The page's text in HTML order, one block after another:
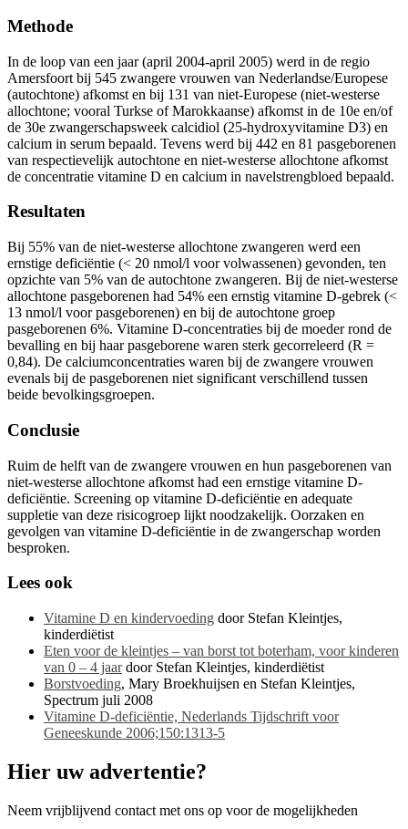
Methode
In de loop van een jaar (april 2004-april 2005) werd in de regio
Amersfoort bij 545 zwangere vrouwen van Nederlandse/Europese
(autochtone) afkomst en bij 131 van niet-Europese (niet-westerse
allochtone; vooral Turkse of Marokkaanse) afkomst in de 10e en/of
de 30e zwangerschapsweek calcidiol (25-hydroxyvitamine D3) en
calcium in serum bepaald. Tevens werd bij 442 en 81 pasgeborenen
van respectievelijk autochtone en niet-westerse allochtone afkomst
de concentratie vitamine D en calcium in navelstrengbloed bepaald.
Resultaten
Bij 55% van de niet-westerse allochtone zwangeren werd een
ernstige deficiëntie (< 20 nmol/l voor volwassenen) gevonden, ten
opzichte van 5% van de autochtone zwangeren. Bij de niet-westerse
allochtone pasgeborenen had 54% een ernstig vitamine D-gebrek (<
13 nmol/l voor pasgeborenen) en bij de autochtone groep
pasgeborenen 6%. Vitamine D-concentraties bij de moeder rond de
bevalling en bij haar pasgeborene waren sterk gecorreleerd (R =
0,84). De calciumconcentraties waren bij de zwangere vrouwen
evenals bij de pasgeborenen niet significant verschillend tussen
beide bevolkingsgroepen.
Conclusie
Ruim de helft van de zwangere vrouwen en hun pasgeborenen van
niet-westerse allochtone afkomst had een ernstige vitamine D-
deficiëntie. Screening op vitamine D-deficiëntie en adequate
suppletie van deze risicogroep lijkt noodzakelijk. Oorzaken en
gevolgen van vitamine D-deficiëntie in de zwangerschap worden
besproken.
Lees ook
Vitamine D en kindervoeding door Stefan Kleintjes,
kinderdiëtist
Eten voor de kleintjes – van borst tot boterham, voor kinderen
van 0 – 4 jaardoor Stefan Kleintjes, kinderdiëtist
Borstvoeding, Mary Broekhuijsen en Stefan Kleintjes,
Spectrum juli 2008
Vitamine D-deficiëntie, Nederlands Tijdschrift voor
Geneeskunde 2006;150:1313-5
Hier uw advertentie?
Neem vrijblijvend contact met ons op voor de mogelijkheden